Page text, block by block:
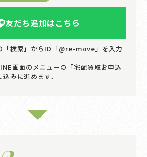
友だち追加はこちら
「検索」からID「@re-move」を入力
画面のメニューの「宅配買取お申込
みに進めます。